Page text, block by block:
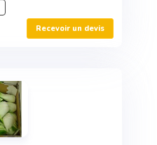
Recevoir un devis